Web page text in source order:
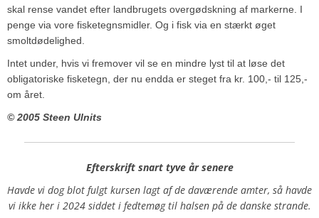
skal rense vandet efter landbrugets overgødskning af markerne. I
penge via vore fisketegnsmidler. Og i fisk via en stærkt øget
smoltdødelighed.
Intet under, hvis vi fremover vil se en mindre lyst til at løse det
obligatoriske fisketegn, der nu endda er steget fra kr. 100,- til 125,-
om året.
© 2005 Steen Ulnits
Efterskrift snart tyve år senere
Havde vi dog blot fulgt kursen lagt af de daværende amter, så havde
vi ikke her i 2024 siddet i fedtemøg til halsen på de danske strande.